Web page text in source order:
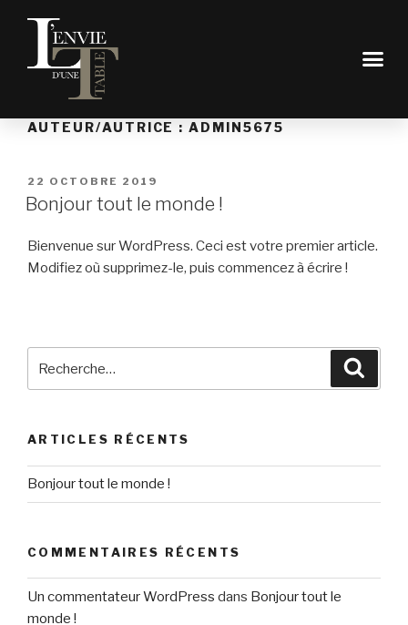
AUTEUR/AUTRICE :ADMIN5675
22 OCTOBRE 2019
Bonjour tout le monde !
Bienvenue sur WordPress. Ceci est votre premier article.
Modifiez où supprimez-le, puis commencez à écrire !
ARTICLES RÉCENTS
Bonjour tout le monde !
COMMENTAIRES RÉCENTS
Un commentateur WordPress dans Bonjour tout le
monde !